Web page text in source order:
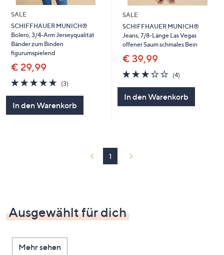
diese
anzuzeigen.
SALE
SCHIFFHAUER MUNICH®
Bolero, 3/4-Arm Jerseyqualität
Bänder zum Binden
figurumspielend
€ 29,99
4.7
von
(3)3
In den Warenkorb
SALE
SCHIFFHAUER MUNICH®
Jeans, 7/8-Länge Las Vegas
offener Saum schmales Bein
€ 39,99
3.2
von
(4)4
In den Warenkorb
1
Ausgewählt für dich
Mehr sehen